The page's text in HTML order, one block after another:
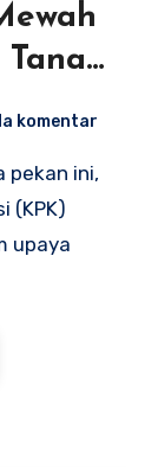
komentar
(KPK)
upaya